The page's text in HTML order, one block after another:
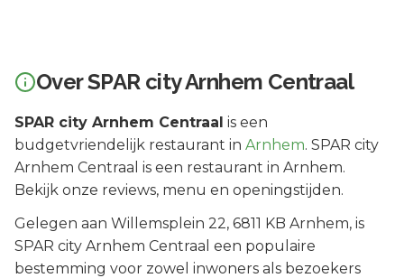
OverSPAR city Arnhem Centraal
SPAR city Arnhem Centraal is een
budgetvriendelijk restaurant in Arnhem. SPAR city
Arnhem Centraal is een restaurant in Arnhem.
Bekijk onze reviews, menu en openingstijden.
Gelegen aan Willemsplein 22, 6811 KB Arnhem, is
SPAR city Arnhem Centraal een populaire
bestemming voor zowel inwoners als bezoekers